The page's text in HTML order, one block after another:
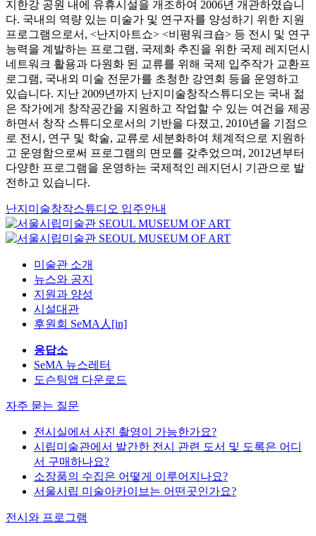
지한강 공원 내에 유휴시설을 개조하여 2006년 개관하였습니
다. 국내의 역량 있는 미술가 및 연구자를 양성하기 위한 지원
프로그램으로서, <난지아트쇼> <비평워크숍> 등 전시 및 연구
능력을 계발하는 프로그램, 국제화 추진을 위한 국제 레지던시
네트워크 활용과 다원화 된 교류를 위해 국제 입주작가 교환프
로그램, 국내외 미술 전문가를 초청한 강연회 등을 운영하고
있습니다. 지난 2009년까지 난지미술창작스튜디오는 국내 젊
은 작가에게 창작공간을 지원하고 작업할 수 있는 여건을 제공
하면서 창작 스튜디오로서의 기반을 다졌고, 2010년을 기점으
로 전시, 연구 및 학술, 교류로 세분화하여 체계적으로 지원하
고 운영함으로써 프로그램의 면모를 갖추었으며, 2012년부터
다양한 프로그램을 운영하는 국제적인 레지던시 기관으로 발
전하고 있습니다.
난지미술창작스튜디오 입주안내
미술관 소개
뉴스와 공지
지원과 양성
시설대관
후원회 SeMA人[in]
응답소
SeMA 뉴스레터
도슨팅앱 다운로드
자주 묻는 질문
전시실에서 사진 촬영이 가능한가요?
시립미술관에서 발간한 전시 관련 도서 및 도록은 어디
서 구매하나요?
소장품의 수집은 어떻게 이루어지나요?
서울시립 미술아카이브는 어떤곳인가요?
전시와 프로그램